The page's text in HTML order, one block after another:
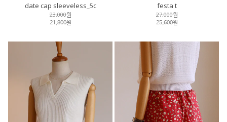
date cap sleeveless_5c
23,000원
21,800원
festa t
27,000원
25,600원